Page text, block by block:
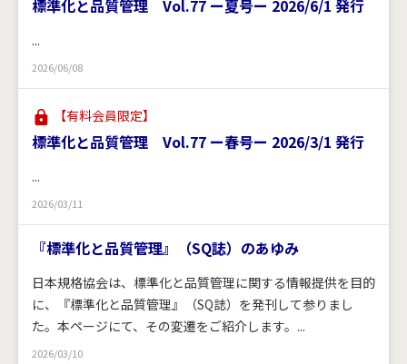
標準化と品質管理 Vol.77 ー夏号ー 2026/6/1 発行
...
2026/06/08
【有料会員限定】
標準化と品質管理 Vol.77 ー春号ー 2026/3/1 発行
...
2026/03/11
『標準化と品質管理』（SQ誌）のあゆみ
日本規格協会は、標準化と品質管理に関する情報提供を目的
に、『標準化と品質管理』（SQ誌）を発刊して参りまし
た。本ページにて、その変遷をご紹介します。...
2026/03/10